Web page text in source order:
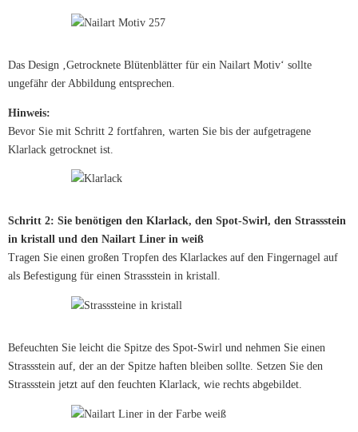
Das Design ‚Getrocknete Blütenblätter für ein Nailart Motiv‘ sollte
ungefähr der Abbildung entsprechen.
Hinweis:
Bevor Sie mit Schritt 2 fortfahren, warten Sie bis der aufgetragene
Klarlack getrocknet ist.
Schritt 2: Sie benötigen den Klarlack, den Spot-Swirl, den Strassstein
in kristall und den Nailart Liner in weiß
Tragen Sie einen großen Tropfen des Klarlackes auf den Fingernagel auf
als Befestigung für einen Strassstein in kristall.
Befeuchten Sie leicht die Spitze des Spot-Swirl und nehmen Sie einen
Strassstein auf, der an der Spitze haften bleiben sollte. Setzen Sie den
Strassstein jetzt auf den feuchten Klarlack, wie rechts abgebildet.